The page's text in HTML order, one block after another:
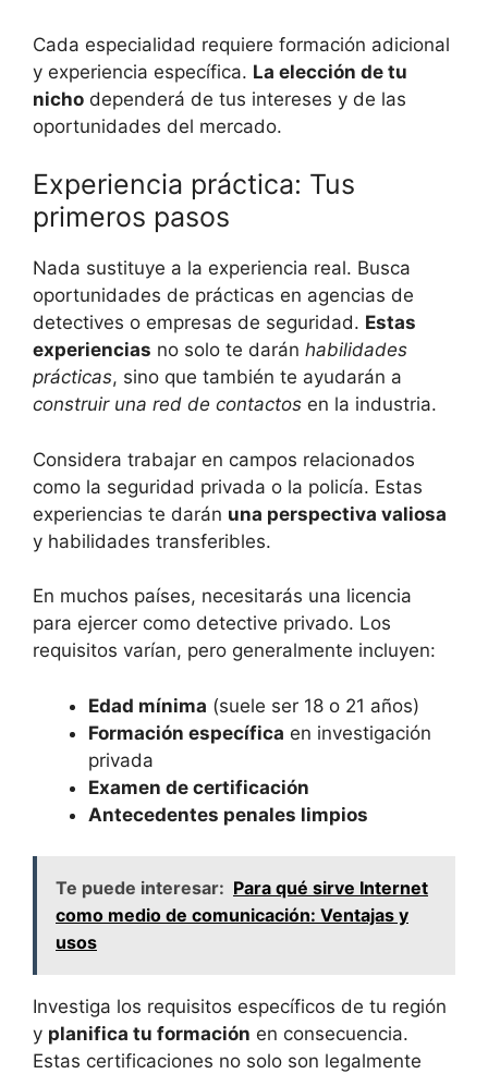
Cada especialidad requiere formación adicional
y experiencia específica. La elección de tu
nicho dependerá de tus intereses y de las
oportunidades del mercado.
Experiencia práctica: Tus
primeros pasos
Nada sustituye a la experiencia real. Busca
oportunidades de prácticas en agencias de
detectives o empresas de seguridad. Estas
experiencias no solo te darán habilidades
prácticas, sino que también te ayudarán a
construir una red de contactos en la industria.
Considera trabajar en campos relacionados
como la seguridad privada o la policía. Estas
experiencias te darán una perspectiva valiosa
y habilidades transferibles.
En muchos países, necesitarás una licencia
para ejercer como detective privado. Los
requisitos varían, pero generalmente incluyen:
Edad mínima (suele ser 18 o 21 años)
Formación específica en investigación
privada
Examen de certificación
Antecedentes penales limpios
Te puede interesar: Para qué sirve Internet
como medio de comunicación: Ventajas y
usos
Investiga los requisitos específicos de tu región
y planifica tu formación en consecuencia.
Estas certificaciones no solo son legalmente